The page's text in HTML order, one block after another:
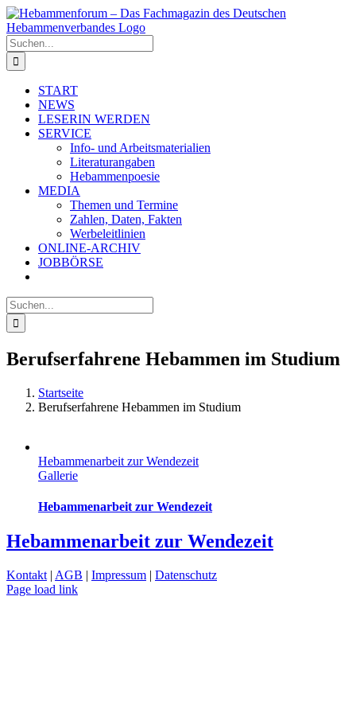
Zum
Inhalt
springen
Suche
nach:
START
NEWS
LESERIN WERDEN
SERVICE
Info- und Arbeitsmaterialien
Literaturangaben
Hebammenpoesie
MEDIA
Themen und Termine
Zahlen, Daten, Fakten
Werbeleitlinien
ONLINE-ARCHIV
JOBBÖRSE
Suche
nach:
Berufserfahrene Hebammen im Studium
Startseite
Berufserfahrene Hebammen im Studium
Hebammenarbeit zur Wendezeit
Gallerie
Hebammenarbeit zur Wendezeit
Hebammenarbeit zur Wendezeit
Kontakt | AGB | Impressum | Datenschutz
Page load link